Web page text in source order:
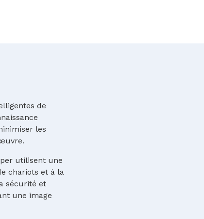
de
les
utilisent une
chariots et à la
sécurité et
une image